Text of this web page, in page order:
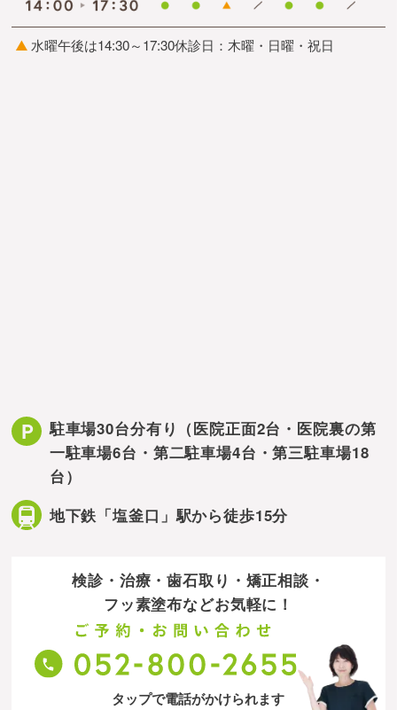
水曜午後は14:30～17:30休診日：木曜・日曜・祝日
駐車場30台分有り （医院正面2台・医院裏の第
一駐車場6台・第二駐車場4台・第三駐車場18
台）
地下鉄「塩釜口」駅から徒歩15分
検診・治療・歯石取り・矯正相談・
フッ素塗布などお気軽に！
タップで電話がかけられます